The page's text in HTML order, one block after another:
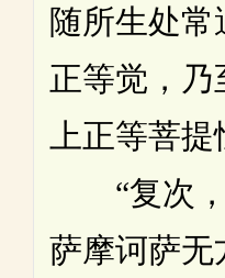
随所生处常
正等觉，乃
上正等菩提
“复次，
萨摩诃萨无